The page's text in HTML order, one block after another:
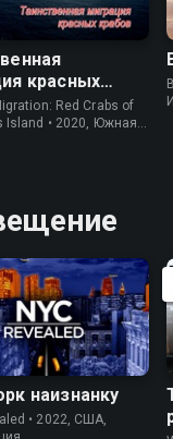
красных
Red Crabs of
Island • 2020, Южная
наизнанку
• 2022, США,